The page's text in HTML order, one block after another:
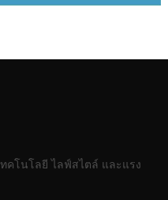
คโนโลยี ไลฟ์สไตล์ และแรง